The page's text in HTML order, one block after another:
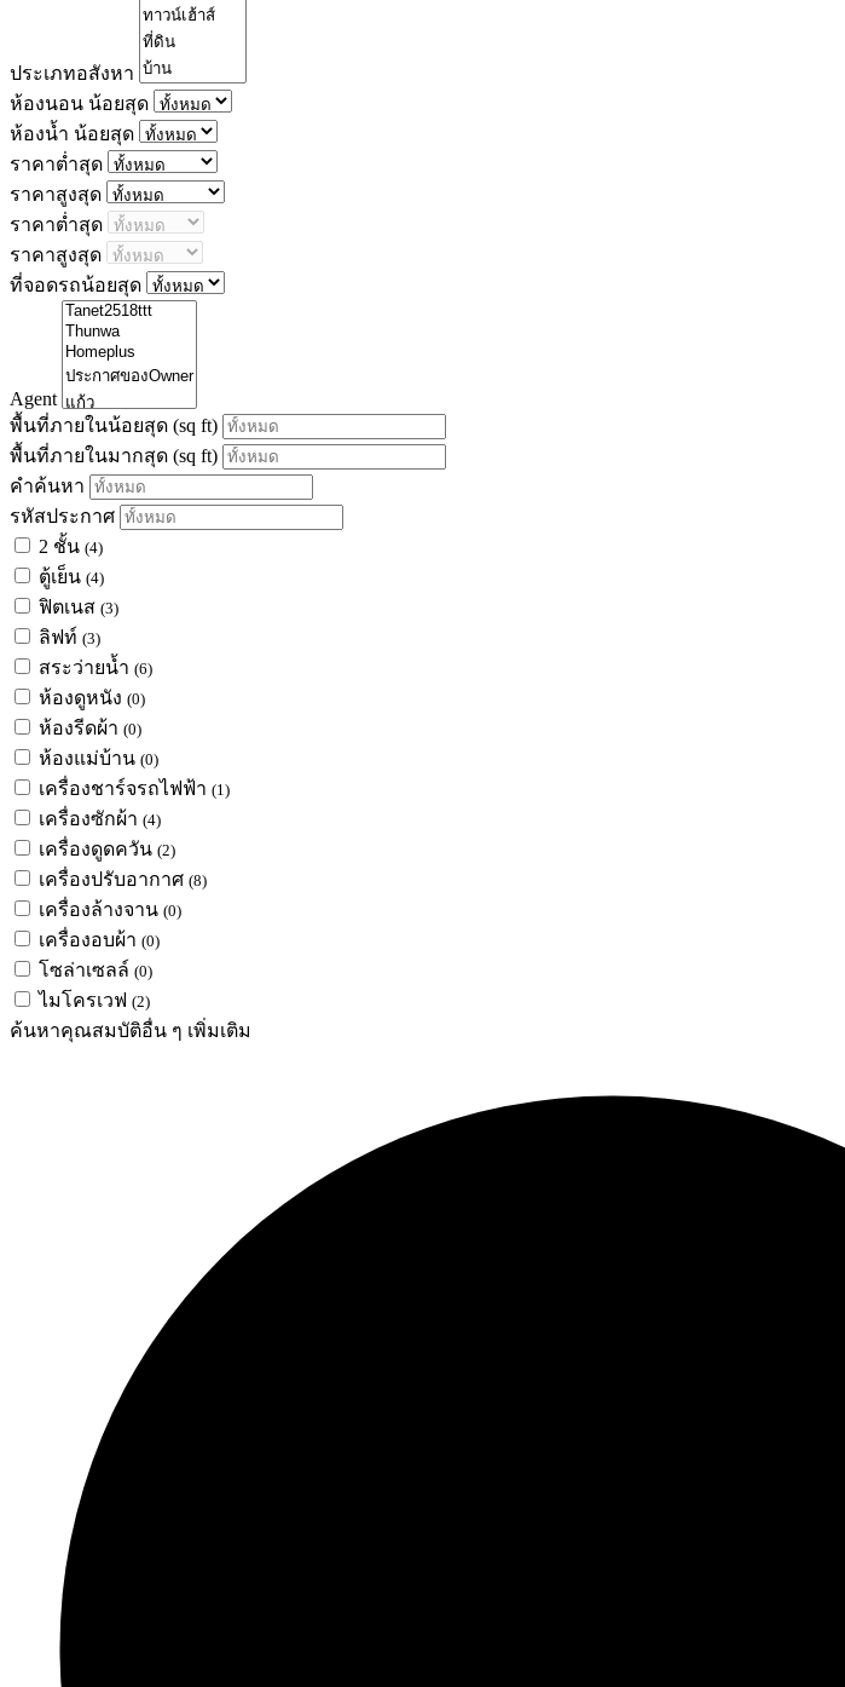
ประเภทอสังหา
ห้องนอน น้อยสุด
ห้องน้ำ น้อยสุด
ราคาต่ำสุด
ราคาสูงสุด
ราคาต่ำสุด
ราคาสูงสุด
ที่จอดรถน้อยสุด
Agent
พื้นที่ภายในน้อยสุด (sq ft)
พื้นที่ภายในมากสุด (sq ft)
คำค้นหา
รหัสประกาศ
2 ชั้น (4)
ตู้เย็น (4)
ฟิตเนส (3)
ลิฟท์ (3)
สระว่ายน้ำ (6)
ห้องดูหนัง (0)
ห้องรีดผ้า (0)
ห้องแม่บ้าน (0)
เครื่องชาร์จรถไฟฟ้า (1)
เครื่องซักผ้า (4)
เครื่องดูดควัน (2)
เครื่องปรับอากาศ (8)
เครื่องล้างจาน (0)
เครื่องอบผ้า (0)
โซล่าเซลล์ (0)
ไมโครเวฟ (2)
ค้นหาคุณสมบัติอื่น ๆ เพิ่มเติม